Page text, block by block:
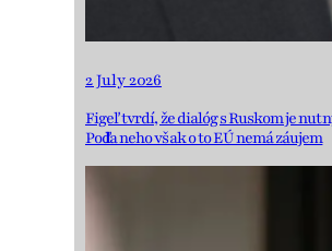
2 July 2026
Figeľ tvrdí, že dialóg s Ruskom je
Podľa neho však o to EÚ nemá záujem